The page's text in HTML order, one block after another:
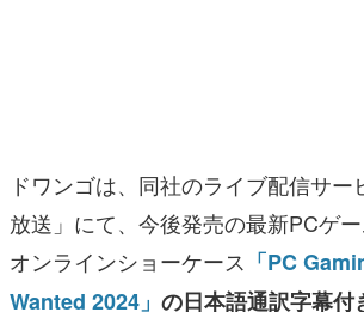
その他
電ファミニコゲーマーとは？
運営：株式会社マレ
ドワンゴは、同社のライブ配信サー
放送」にて、今後発売の最新PCゲ
オンラインショーケース 「PC
Wanted 2024」 の日本語通訳字幕付